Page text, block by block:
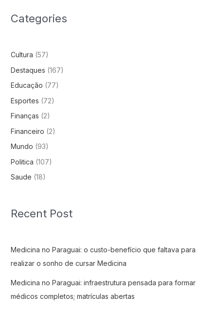
Categories
Cultura (57)
Destaques (167)
Educação (77)
Esportes (72)
Finanças (2)
Financeiro (2)
Mundo (93)
Politica (107)
Saude (18)
Recent Post
Medicina no Paraguai: o custo-benefício que faltava para
realizar o sonho de cursar Medicina
Medicina no Paraguai: infraestrutura pensada para formar
médicos completos; matrículas abertas